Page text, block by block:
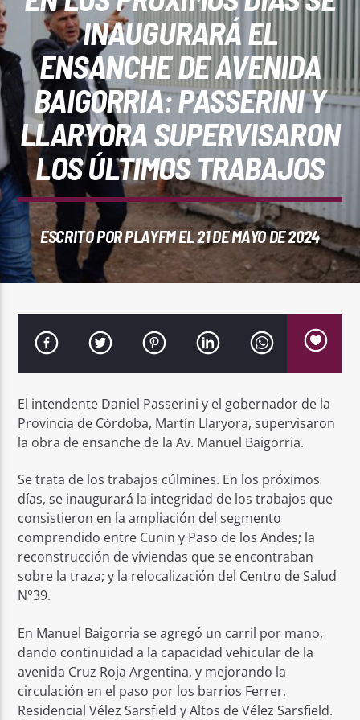
REPRODUCTOR WEB
0:00
PlayFM 95.9
INAUGURARÁ EL
ENSANCHE DE AVENIDA
BAIGORRIA: PASSERINI Y
LLARYORA SUPERVISARON
LOS ÚLTIMOS TRABAJOS
ESCRITO PORPLAYFMEL 21 DE MAYO DE 2024
El intendente Daniel Passerini y el gobernador de la
Provincia de Córdoba, Martín Llaryora, supervisaron
la obra de ensanche de la Av. Manuel Baigorria.
Se trata de los trabajos cúlmines. En los próximos
días, se inaugurará la integridad de los trabajos que
consistieron en la ampliación del segmento
comprendido entre Cunin y Paso de los Andes; la
reconstrucción de viviendas que se encontraban
sobre la traza; y la relocalización del Centro de Salud
N°39.
En Manuel Baigorria se agregó un carril por mano,
dando continuidad a la capacidad vehicular de la
avenida Cruz Roja Argentina, y mejorando la
circulación en el paso por los barrios Ferrer,
Residencial Vélez Sarsfield y Altos de Vélez Sarsfield.